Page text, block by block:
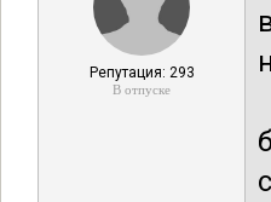
Репутация: 293
В отпуске